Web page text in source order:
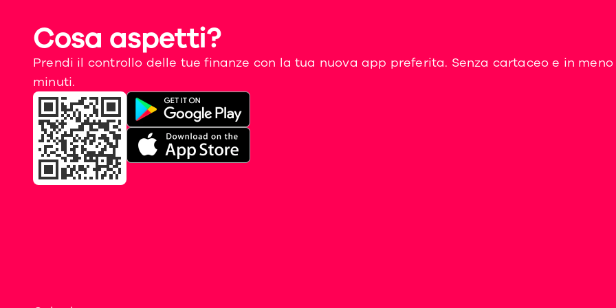
Cosa aspetti?
Prendi il controllo delle tue finanze con la tua nuova app preferita. Senza cartaceo e in meno
minuti.